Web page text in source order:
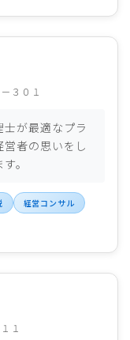
３０１
が最適なプラ
者の思いをし
。
経営コンサル
１